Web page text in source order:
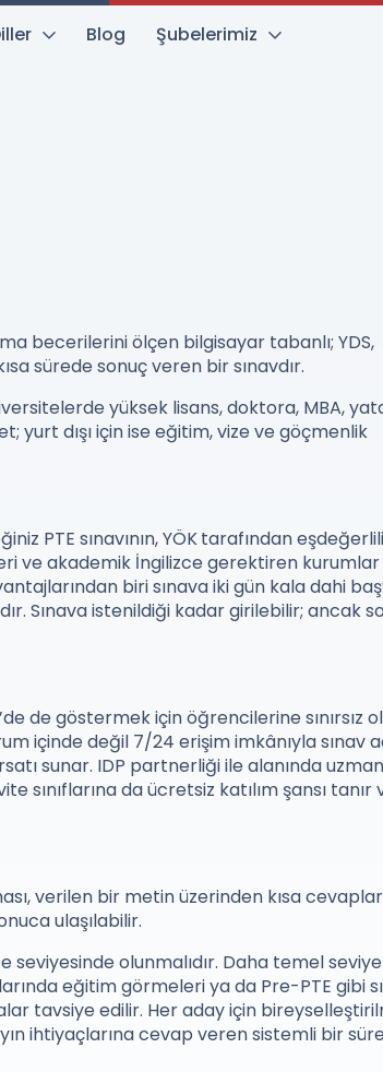
Blog Şubelerimiz
becerilerini ölçen bilgisayar tabanlı; YDS,
sürede sonuç veren bir sınavdır.
yüksek lisans, doktora, MBA,
yurt dışı için ise eğitim, vize ve göçmenlik
PTE sınavının, YÖKtarafından
ve akademik İngilizce gerektiren kurumlar
biri sınava iki gün kala dahi
Sınava istenildiği kadar girilebilir; ancak
de göstermek için öğrencilerine sınırsız
içinde değil 7/24 erişim imkânıyla sınav
sunar. IDP partnerliği ile alanında uzman
da ücretsiz katılım şansı tanır
verilen bir metin üzerinden kısa
ulaşılabilir.
seviyesinde olunmalıdır. Daha temel
eğitim görmeleri ya da Pre-PTE gibi
tavsiye edilir. Her aday için
ihtiyaçlarına cevap veren sistemli bir